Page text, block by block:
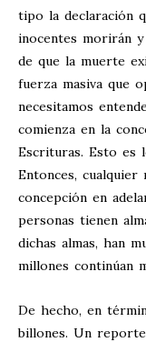
tipo la declaración
inocentes morirán y
de que la muerte
fuerza masiva que
necesitamos
comienza en la
Escrituras. Esto es
Entonces,
concepción en
personas tienen
dichas almas, han
millones continúan
De hecho, en
billones. Un